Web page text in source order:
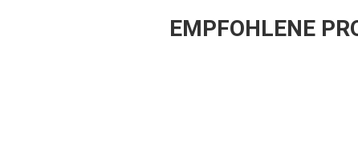
EMPFOHLENE